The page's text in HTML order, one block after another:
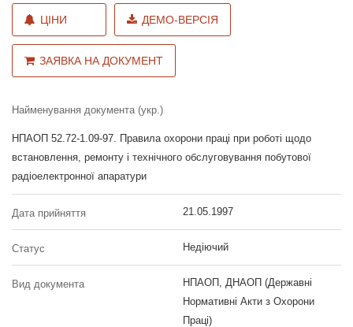
ЦІНИ ДЕМО-ВЕРСІЯ
ЗАЯВКА НА ДОКУМЕНТ
Найменування документа (укр.)
НПАОП 52.72-1.09-97. Правила охорони праці при роботі щодо
встановлення, ремонту і технічного обслуговування побутової
радіоелектронної апаратури
Дата прийняття 21.05.1997
Статус Недіючий
Вид документа
НПАОП, ДНАОП (Державні
Нормативні Акти з Охорони
Праці)